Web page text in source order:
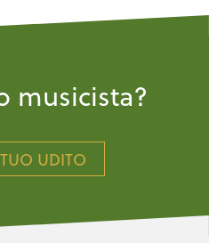
musicista?
UDITO